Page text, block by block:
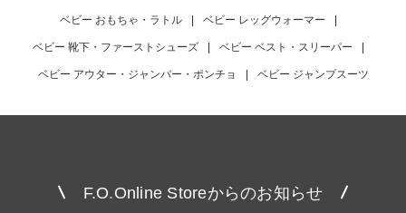
ベビー おもちゃ・ラトル | ベビー レッグウォーマー |
ベビー 靴下・ファーストシューズ | ベビー ベスト・スリーパー |
ベビー アウター・ジャンバー・ポンチョ | ベビー ジャンプスーツ
F.O.Online Storeからのお知らせ